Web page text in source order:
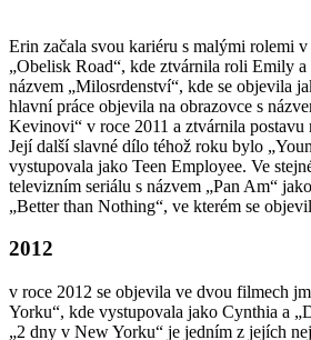
Erin začala svou kariéru s malými rolemi
„Obelisk Road“, kde ztvárnila roli Emily
názvem „Milosrdenství“, kde se objevila
hlavní práce objevila na obrazovce s
Kevinovi“ v roce 2011 a ztvárnila postavu
Její další slavné dílo téhož roku bylo
vystupovala jako Teen Employee. Ve
televizním seriálu s názvem „Pan Am“
„Better than Nothing“, ve kterém se
2012
v roce 2012 se objevila ve dvou filmech
Yorku“, kde vystupovala jako Cynthia a
„2 dny v New Yorku“ je jedním z jejích